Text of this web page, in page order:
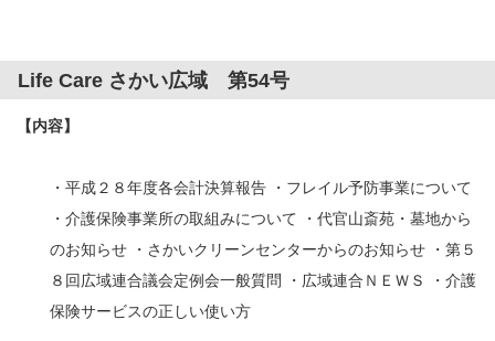
Life Care さかい広域 第54号
【内容】
・平成２８年度各会計決算報告 ・フレイル予防事業について
・介護保険事業所の取組みについて ・代官山斎苑・墓地から
のお知らせ ・さかいクリーンセンターからのお知らせ ・第５
８回広域連合議会定例会一般質問 ・広域連合ＮＥＷＳ ・介護
保険サービスの正しい使い方